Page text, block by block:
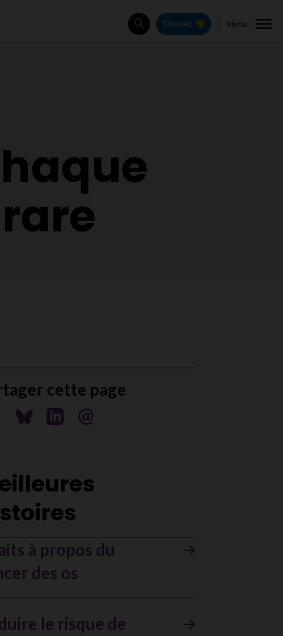
Rechercher
Donnez Menu
cette page
sur Facebook
Partager sur Bluesky
Partager sur Linkedin
Envoyer par courriel
à propos du
des os
le risque de